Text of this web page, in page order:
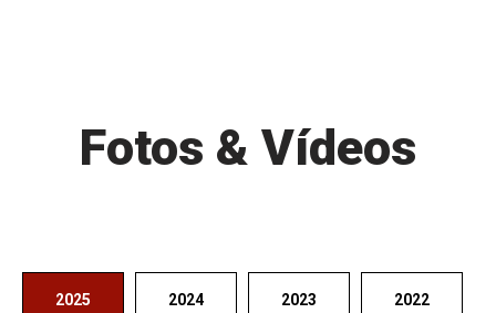
Fotos & Vídeos
2025 2024 2023 2022